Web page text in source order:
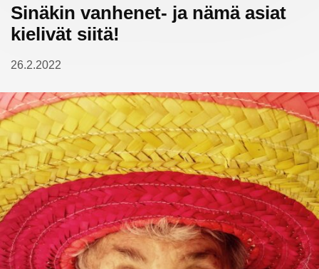
Sinäkin vanhenet- ja nämä asiat
kielivät siitä!
26.2.2022